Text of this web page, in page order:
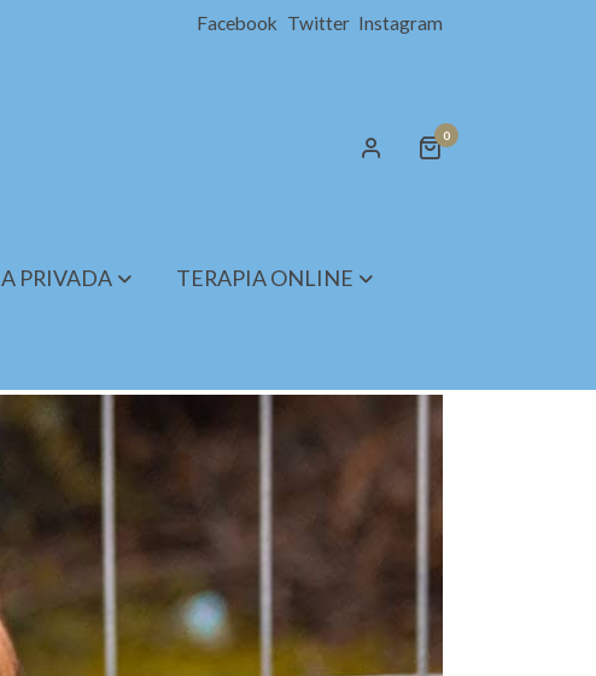
Facebook Twitter Instagram
0
PRIVADA TERAPIA ONLINE